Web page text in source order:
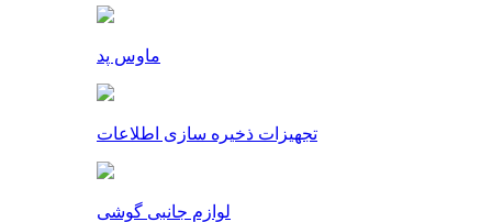
ماوس پد
تجهیزات ذخیره سازی اطلاعات
لوازم جانبی گوشی